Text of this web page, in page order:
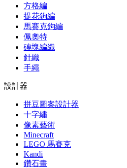
方格編
提花鉤編
馬賽克鉤編
佩奧特
磚塊編織
針織
手繩
設計器
拼豆圖案設計器
十字繡
像素藝術
Minecraft
LEGO 馬賽克
Kandi
鑽石畫